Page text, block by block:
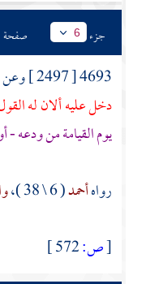
جزء 6 صفحة
4693 [ 2497 ] وعن
دخل عليه ألان له
يوم القيامة من ودعه
رواهأحمد( 6 \ 38 )،
[ص: